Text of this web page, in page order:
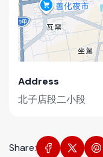
Address
北子店段二小段
Share: